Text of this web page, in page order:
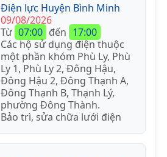
Điện lực Huyện Bình Minh
09/08/2026
Từ 07:00 đến 17:00
Các hộ sử dụng điện thuộc
một phần khóm Phù Ly, Phù
Ly 1, Phù Ly 2, Đông Hậu,
Đông Hậu 2, Đông Thạnh A,
Đông Thạnh B, Thạnh Lý,
phường Đông Thành.
Bảo trì, sửa chữa lưới điện